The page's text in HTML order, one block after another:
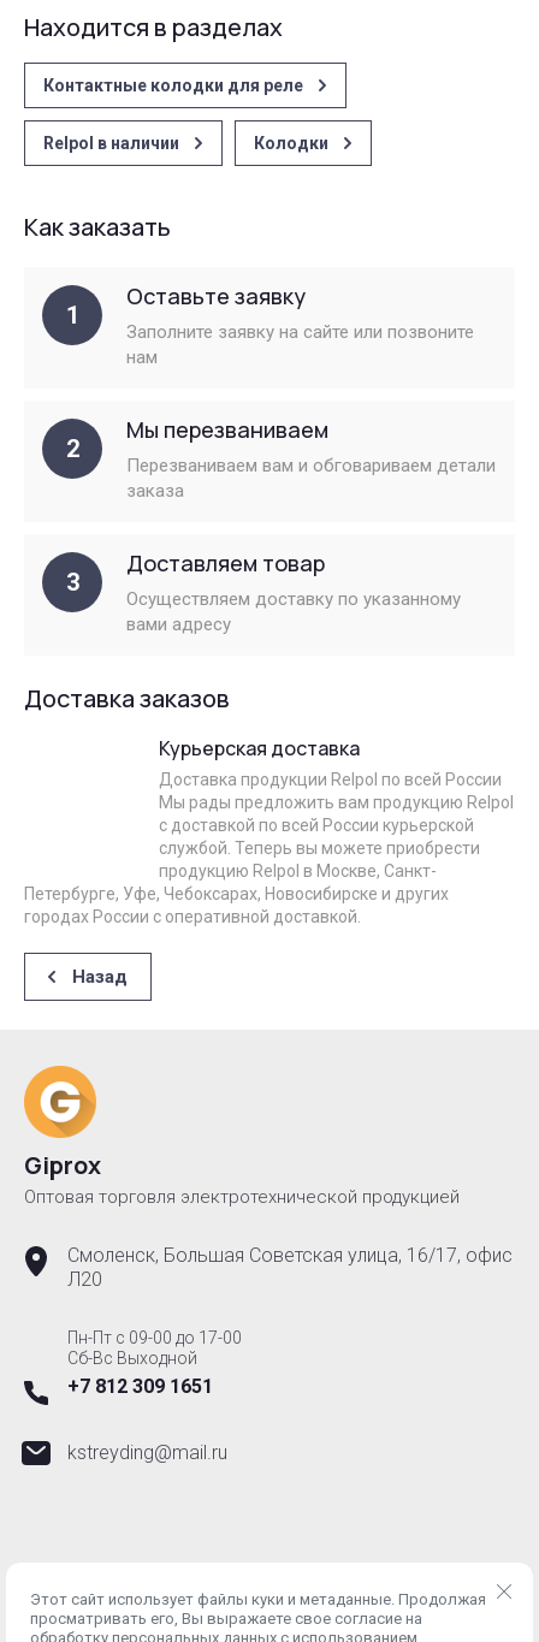
Находится в разделах
Контактные колодки для реле
Relpol в наличии Колодки
Как заказать
1
Оставьте заявку
Заполните заявку на сайте или позвоните
нам
2
Мы перезваниваем
Перезваниваем вам и обговариваем детали
заказа
3
Доставляем товар
Осуществляем доставку по указанному
вами адресу
Доставка заказов
Курьерская доставка
Доставка продукции Relpol по всей России
Мы рады предложить вам продукцию Relpol
с доставкой по всей России курьерской
службой. Теперь вы можете приобрести
продукцию Relpol в Москве, Санкт-
Петербурге, Уфе, Чебоксарах, Новосибирске и других
городах России с оперативной доставкой.
Назад
Giprox
Оптовая торговля электротехнической продукцией
Смоленск, Большая Советская улица, 16/17, офис
Л20
Пн-Пт с 09-00 до 17-00
Сб-Вс Выходной
+7 812 309 1651
kstreyding@mail.ru
ИНН 6700002710 ОГРН 1236700010601 © 2024 - 2026
Этот сайт использует файлы куки и метаданные. Продолжая
просматривать его, Вы выражаете свое согласие на
обработку персональных данных с использованием